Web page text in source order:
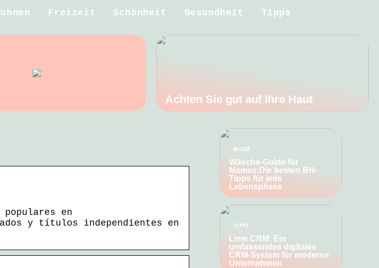
Freizeit Schönheit Gesundheit Tipps
Achten Sie gut auf Ihre Haut
en
y títulos independientes en
MODE
Wäsche-Guide für
Mamas:Die besten BH-
Tipps für jede
Lebensphase
TIPPS
Lime CRM: Ein
umfassendes digitales
CRM-System für moderne
Unternehmen